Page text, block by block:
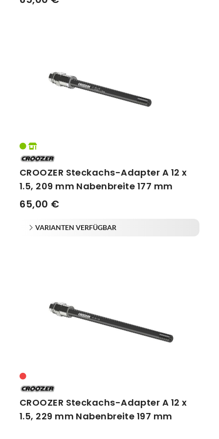
CROOZER Steckachs-Adapter A 12 x
1.5, 209 mm Nabenbreite 177 mm
65,00 €
VARIANTEN VERFÜGBAR
CROOZER Steckachs-Adapter A 12 x
1.5, 229 mm Nabenbreite 197 mm